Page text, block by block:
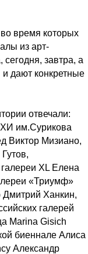
время которых
из арт-
сегодня, завтра, а
дают конкретные
отвечали:
им.Сурикова
Виктор Мизиано,
галереи XL Елена
«Триумф»
Дмитрий Ханкин,
галерей
Marina Gisich
биеннале Алиса
Александр